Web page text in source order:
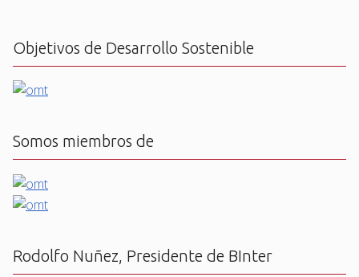
Objetivos de Desarrollo Sostenible
Somos miembros de
Rodolfo Nuñez, Presidente de BInter